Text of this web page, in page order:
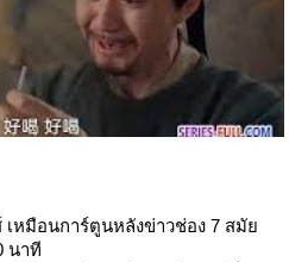
เหมือนการ์ตูนหลังข่าวช่อง 7 สมั
นาที